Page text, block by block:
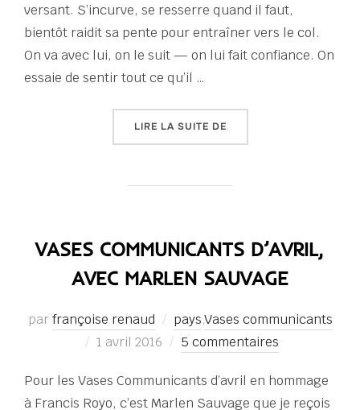
versant. S’incurve, se resserre quand il faut,
bientôt raidit sa pente pour entraîner vers le col.
On va avec lui, on le suit — on lui fait confiance. On
essaie de sentir tout ce qu’il …
LIRE LA SUITE DE« NE RIEN PERDRE »
VASES COMMUNICANTS D’AVRIL,
AVEC MARLEN SAUVAGE
parfrançoise renaud pays,Vases communicants
Publié
1 avril 2016 5 commentaires
Pour les Vases Communicants d’avril en hommage
à Francis Royo, c’est Marlen Sauvage que je reçois